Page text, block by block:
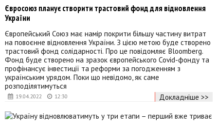
19.04.2022 12:30
Євросоюз планує створити трастовий фонд для відновлення
України
Європейський Союз має намір покрити більшу частину витрат
на повоєнне відновлення України. З цією метою буде створено
трастовий фонд солідарності. Про це повідомляє Bloomberg.
Фонд буде створено на зразок європейського Covid-фонду та
профінансує інвестиції та реформи за погодженням з
українським урядом. Поки що невідомо, як саме
розподілятимуться
Докладніше >>